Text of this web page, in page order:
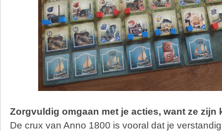
Zorgvuldig omgaan met je acties, want ze zijn
De crux van Anno 1800 is vooral dat je